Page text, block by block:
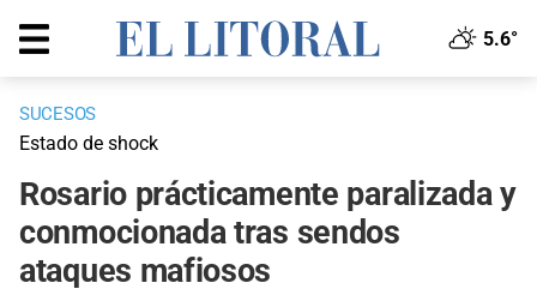
5.6°
SUCESOS
Estado de shock
Rosario prácticamente paralizada y
conmocionada tras sendos
ataques mafiosos